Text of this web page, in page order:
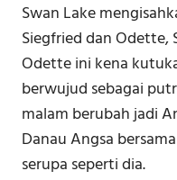
Swan Lake
Siegfried dan Odette,
Odette ini kena
berwujud sebagai
malam berubah jadi
Danau Angsa
serupa seperti dia.